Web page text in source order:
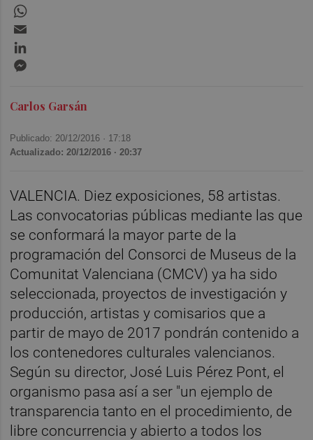
Carlos Garsán
Publicado: 20/12/2016 · 17:18
Actualizado: 20/12/2016 · 20:37
VALENCIA. Diez exposiciones, 58 artistas.
Las convocatorias públicas mediante las que
se conformará la mayor parte de la
programación del Consorci de Museus de la
Comunitat Valenciana (CMCV) ya ha sido
seleccionada, proyectos de investigación y
producción, artistas y comisarios que a
partir de mayo de 2017 pondrán contenido a
los contenedores culturales valencianos.
Según su director, José Luis Pérez Pont, el
organismo pasa así a ser "un ejemplo de
transparencia tanto en el procedimiento, de
libre concurrencia y abierto a todos los